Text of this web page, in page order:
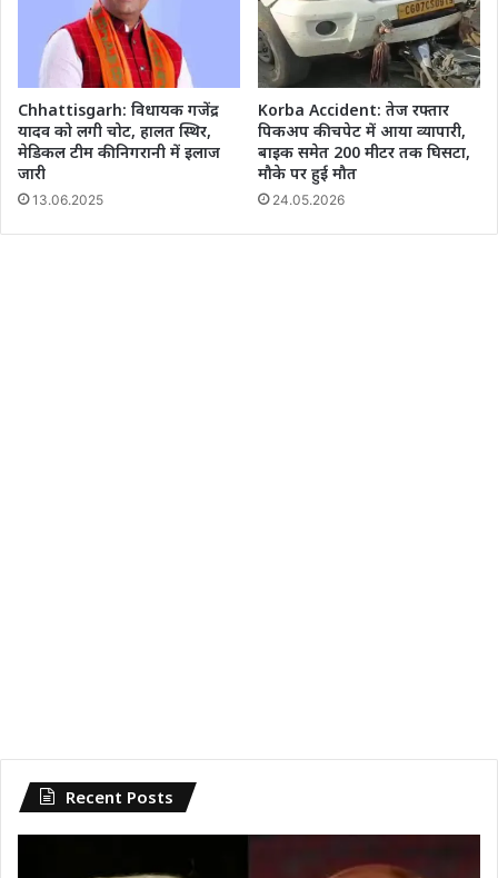
Chhattisgarh: विधायक गजेंद्र
यादव को लगी चोट, हालत स्थिर,
मेडिकल टीम की निगरानी में इलाज
जारी
13.06.2025
Korba Accident: तेज रफ्तार
पिकअप की चपेट में आया व्यापारी,
बाइक समेत 200 मीटर तक घिसटा,
मौके पर हुई मौत
24.05.2026
Recent Posts